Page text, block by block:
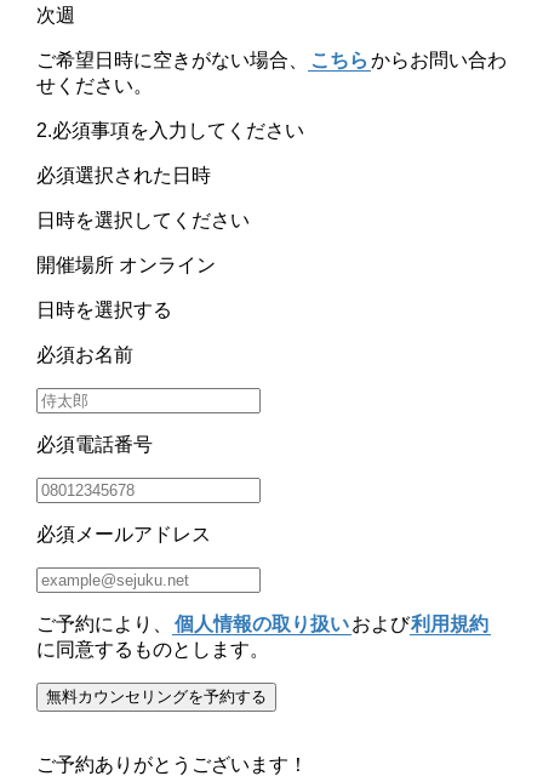
次週
ご希望日時に空きがない場合、 こちら からお問い合わ
せください。
2.必須事項を入力してください
必須選択された日時
日時を選択してください
開催場所 オンライン
日時を選択する
必須お名前
必須電話番号
必須 メールアドレス
ご予約により、 個人情報の取り扱いおよび利用規約
に同意するものとします。
無料カウンセリングを予約する
ご予約ありがとうございます！